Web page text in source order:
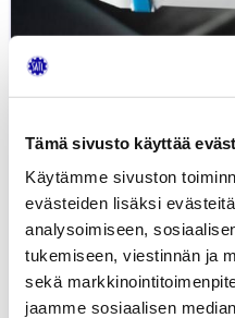
Tämä sivusto käyttää
Käytämme sivuston
evästeiden lisäksi
analysoimiseen,
tukemiseen, viestinnän ja
sekä
jaamme sosiaalisen
Blogi:
kuntotarkastus ja
ASIAKASPALVELU